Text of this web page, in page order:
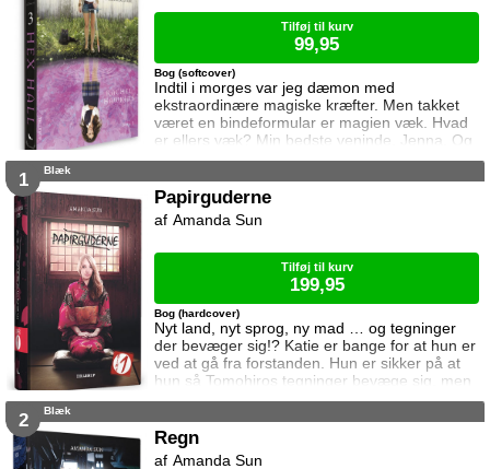
Indtil i morges var jeg dæmon med
ekstraordinære magiske kræfter. Men takket
været en bindeformular er magien væk. Hvad
er ellers væk? Min bedste veninde, Jenna. Og
min far. Og Archer, den fyr jeg er forelsket i.
stadig noget rod) Sophie er nu helt alene og
står over for nogle af sine værste fjender,
dæmonjægerne fra Brannick-familien!
Bog (softcover)
Tilføj til kurv
99,95
1 Blæk
Papirguderne
Nyt land, nyt sprog, ny mad … og tegninger
der bevæger sig!? Katie er bange for at hun er
ved at gå fra forstanden. Hun er sikker på at
hun så Tomohiros tegninger bevæge sig, men
det er da umuligt, ikke? Katie forsøger at
sin mors død og stress over at være blevet
tvunget til at flytte til Japan for at bo hos sin
Bog (hardcover)
Amanda Sun
Tilføj til kurv
199,95
2 Blæk
Regn
Amanda Sun